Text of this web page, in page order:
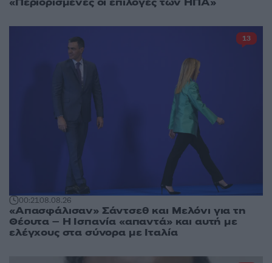
00:2108.08.26
«Απασφάλισαν» Σάντσεθ και Μελόνι για τη
Θέουτα – Η Ισπανία «απαντά» και αυτή με
ελέγχους στα σύνορα με Ιταλία
13